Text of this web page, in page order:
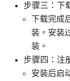
步骤三：下
下载完成
装。安装
装。
步骤四：注
安装后启